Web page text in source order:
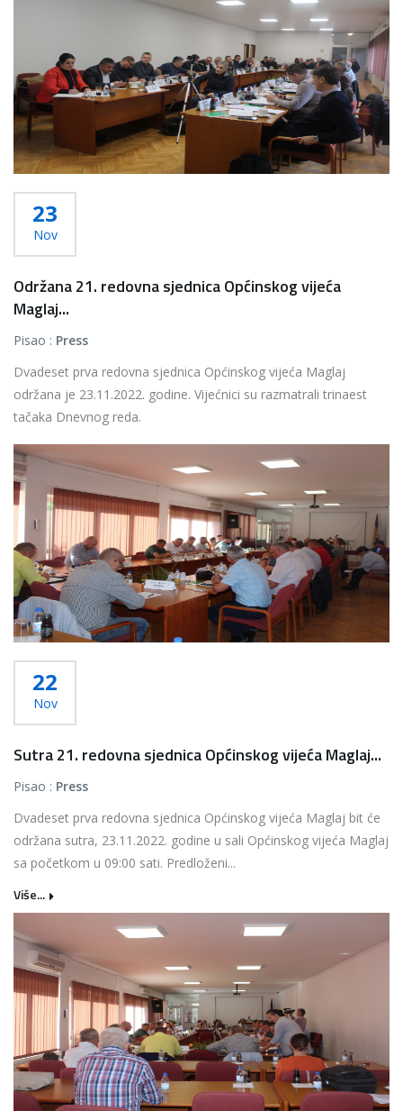
23
Nov
Održana 21. redovna sjednica Općinskog vijeća
Maglaj...
Pisao : Press
Dvadeset prva redovna sjednica Općinskog vijeća Maglaj
održana je 23.11.2022. godine. Vijećnici su razmatrali trinaest
tačaka Dnevnog reda.
...
Više...
22
Nov
Sutra 21. redovna sjednica Općinskog vijeća Maglaj...
Pisao : Press
Dvadeset prva redovna sjednica Općinskog vijeća Maglaj bit će
održana sutra, 23.11.2022. godine u sali Općinskog vijeća Maglaj
sa početkom u 09:00 sati. Predloženi...
Više...